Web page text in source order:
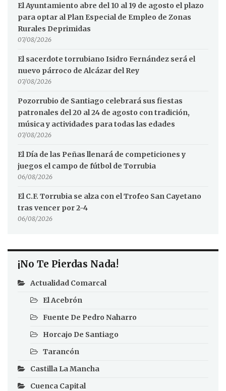
El Ayuntamiento abre del 10 al 19 de agosto el plazo
para optar al Plan Especial de Empleo de Zonas
Rurales Deprimidas
07/08/2026
El sacerdote torrubiano Isidro Fernández será el
nuevo párroco de Alcázar del Rey
07/08/2026
Pozorrubio de Santiago celebrará sus fiestas
patronales del 20 al 24 de agosto con tradición,
música y actividades para todas las edades
07/08/2026
El Día de las Peñas llenará de competiciones y
juegos el campo de fútbol de Torrubia
06/08/2026
El C.F. Torrubia se alza con el Trofeo San Cayetano
tras vencer por 2-4
06/08/2026
¡No Te Pierdas Nada!
Actualidad Comarcal
El Acebrón
Fuente De Pedro Naharro
Horcajo De Santiago
Tarancón
Castilla La Mancha
Cuenca Capital